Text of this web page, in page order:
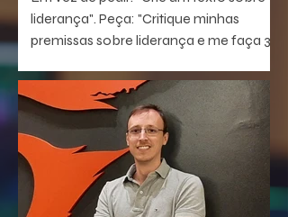
liderança". Peça: "Critique minhas
premissas sobre liderança e me faça 3
conseguindo responder".